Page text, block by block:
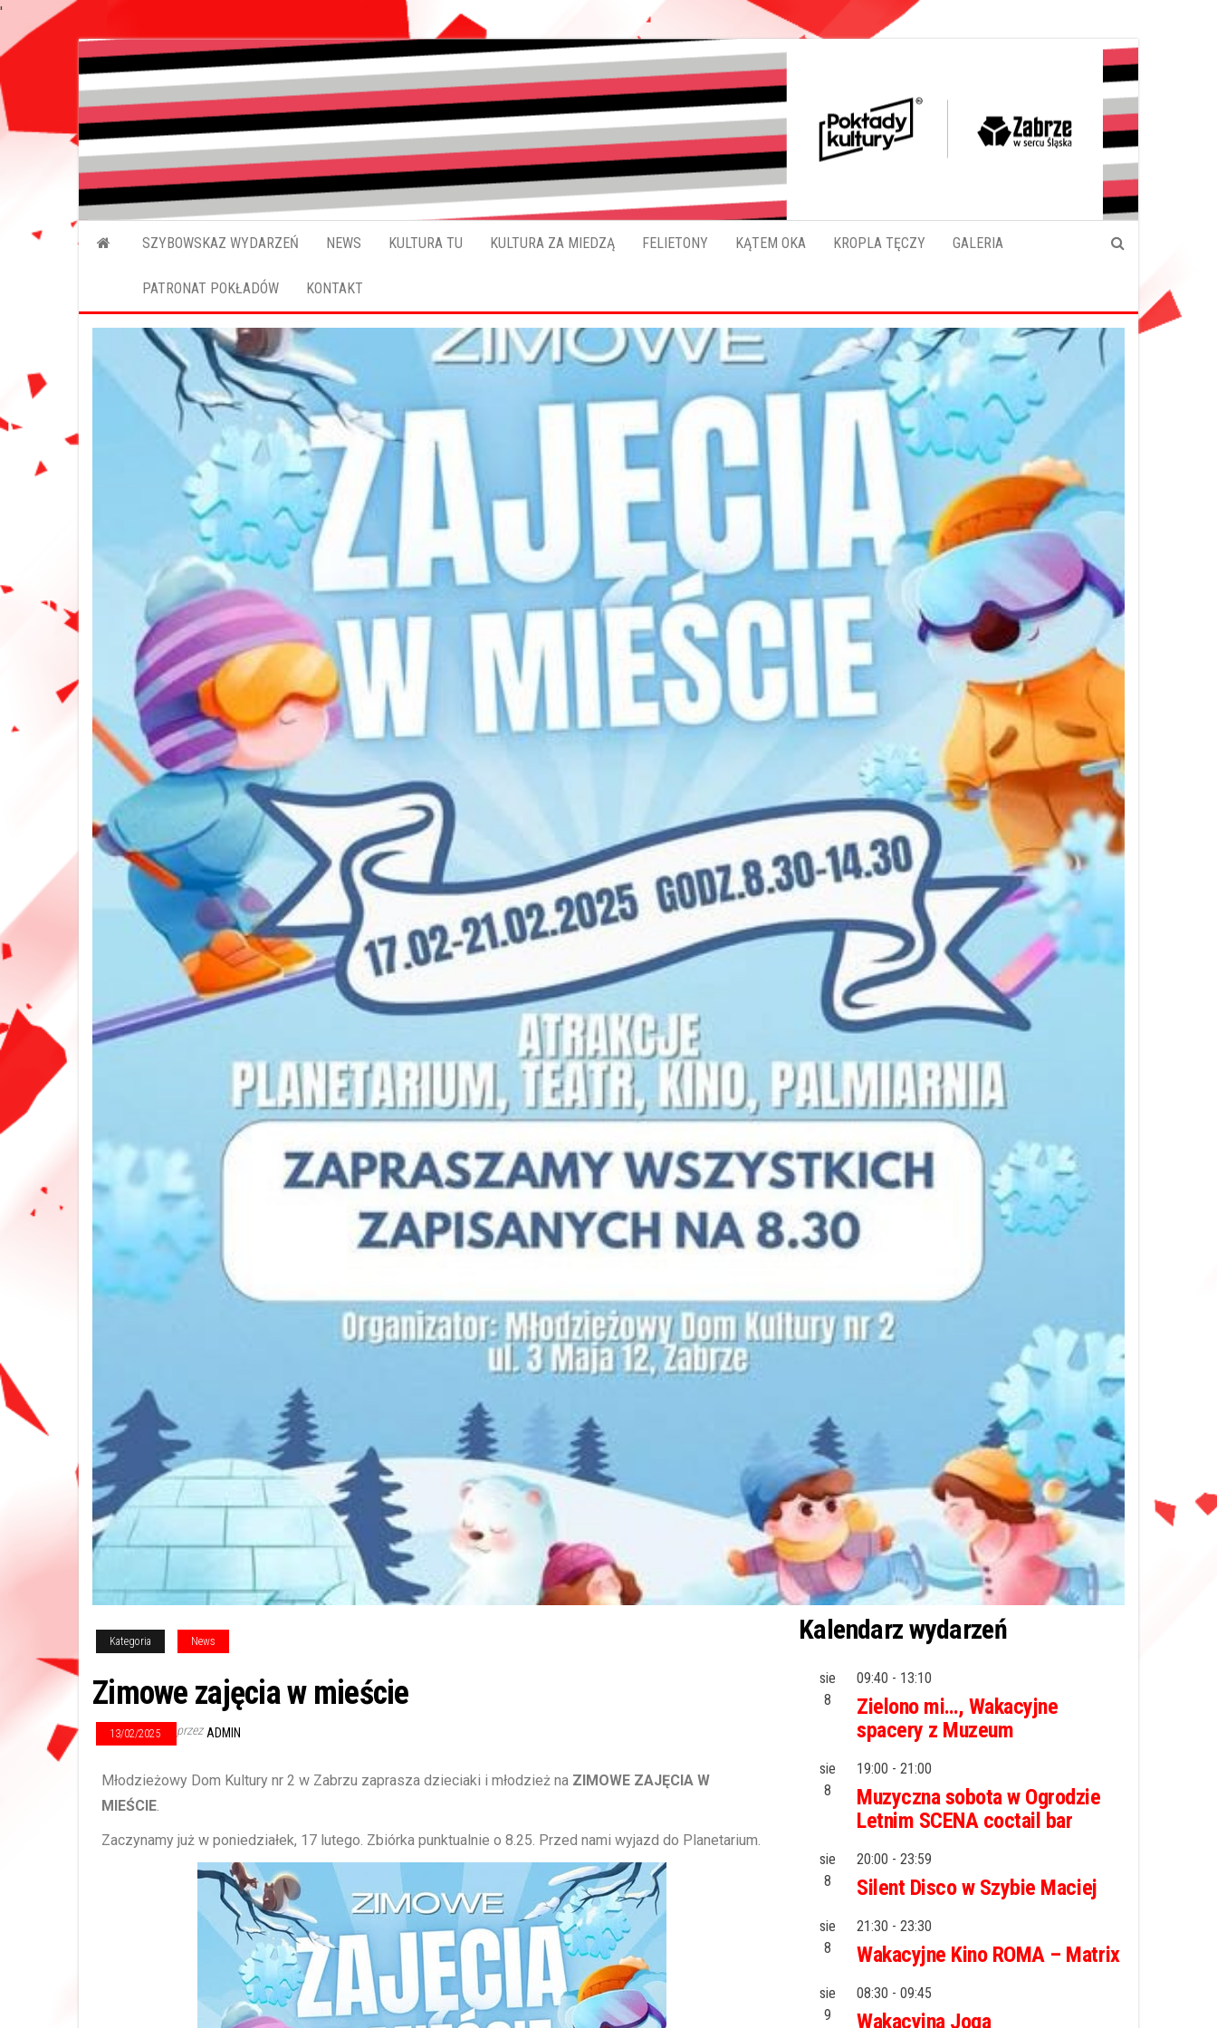
'
Pokładykultury.eu
SZYBOWSKAZ WYDARZEŃ NEWS KULTURA TU KULTURA ZA MIEDZĄ FELIETONY KĄTEM OKA KROPLA TĘCZY GALERIA
PATRONAT POKŁADÓW KONTAKT
Kategoria News
Zimowe zajęcia w mieście
13/02/2025 przez ADMIN
Młodzieżowy Dom Kultury nr 2 w Zabrzu zaprasza dzieciaki i młodzież na ZIMOWE ZAJĘCIA W
MIEŚCIE
Zaczynamy już w poniedziałek, 17 lutego. Zbiórka punktualnie o 8.25. Przed nami wyjazd do Planetarium.
Kalendarz wydarzeń
sie
8
09:40 - 13:10
Zielono mi…, Wakacyjne
spacery z Muzeum
sie
8
19:00 - 21:00
Muzyczna sobota w Ogrodzie
Letnim SCENA coctail bar
sie
8
20:00 - 23:59
Silent Disco w Szybie Maciej
sie
8
21:30 - 23:30
Wakacyjne Kino ROMA – Matrix
sie
9
08:30 - 09:45
Wakacyjna Joga